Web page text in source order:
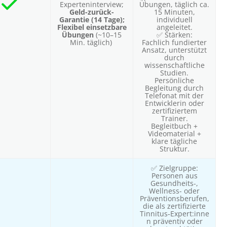
Experteninterview;
Geld-zurück-
Garantie (14 Tage);
Flexibel einsetzbare
Übungen (~10–15
Min. täglich)
Übungen, täglich ca.
15 Minuten,
individuell
angeleitet.
✅ Stärken:
Fachlich fundierter
Ansatz, unterstützt
durch
wissenschaftliche
Studien.
Persönliche
Begleitung durch
Telefonat mit der
Entwicklerin oder
zertifiziertem
Trainer.
Begleitbuch +
Videomaterial +
klare tägliche
Struktur.
✅ Zielgruppe:
Personen aus
Gesundheits-,
Wellness- oder
Präventionsberufen,
die als zertifizierte
Tinnitus‑Expert:inne
n präventiv oder